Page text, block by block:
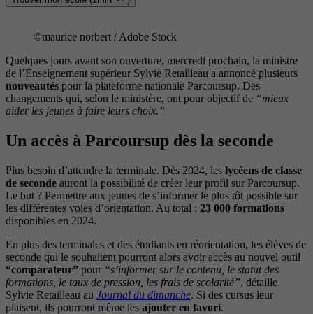
©maurice norbert / Adobe Stock
Quelques jours avant son ouverture, mercredi prochain, la ministre
de l’Enseignement supérieur Sylvie Retailleau a annoncé plusieurs
nouveautés pour la plateforme nationale Parcoursup. Des
changements qui, selon le ministère, ont pour objectif de “mieux
aider les jeunes à faire leurs choix.”
Un accès à Parcoursup dès la seconde
Plus besoin d’attendre la terminale. Dès 2024, les lycéens de classe
de seconde auront la possibilité de créer leur profil sur Parcoursup.
Le but ? Permettre aux jeunes de s’informer le plus tôt possible sur
les différentes voies d’orientation. Au total : 23 000 formations
disponibles en 2024.
En plus des terminales et des étudiants en réorientation, les élèves de
seconde qui le souhaitent pourront alors avoir accès au nouvel outil
“comparateur” pour “s’informer sur le contenu, le statut des
formations, le taux de pression, les frais de scolarité”, détaille
Sylvie Retailleau au Journal du dimanche. Si des cursus leur
plaisent, ils pourront même les ajouter en favori.